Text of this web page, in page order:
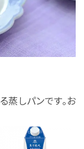
蒸しパンです。お